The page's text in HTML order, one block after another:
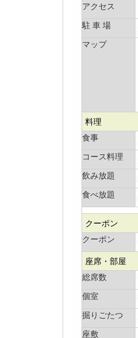
アクセス
駐 車 場
マップ
料理
食事
コース料理
飲み放題
食べ放題
クーポン
クーポン
座席・部屋
総席数
個室
掘りごたつ
座敷